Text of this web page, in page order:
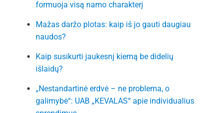
formuoja visą namo charakterį
Mažas daržo plotas: kaip iš jo gauti daugiau
naudos?
Kaip susikurti jaukesnį kiemą be didelių
išlaidų?
„Nestandartinė erdvė – ne problema, o
galimybė“: UAB „KEVALAS“ apie individualius